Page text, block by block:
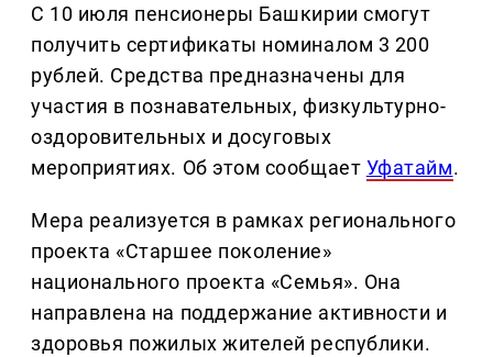
С 10 июля пенсионеры Башкирии смогут
получить сертификаты номиналом 3 200
рублей. Средства предназначены для
участия в познавательных, физкультурно-
оздоровительных и досуговых
мероприятиях. Об этом сообщает Уфатайм.
Мера реализуется в рамках регионального
проекта «Старшее поколение»
национального проекта «Семья». Она
направлена на поддержание активности и
здоровья пожилых жителей республики.